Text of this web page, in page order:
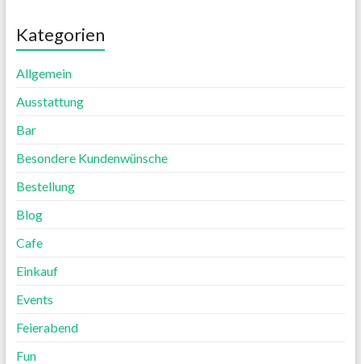
Kategorien
Allgemein
Ausstattung
Bar
Besondere Kundenwünsche
Bestellung
Blog
Cafe
Einkauf
Events
Feierabend
Fun